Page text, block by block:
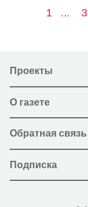
1 ... 3
Проекты
О газете
Обратная связь
Подписка